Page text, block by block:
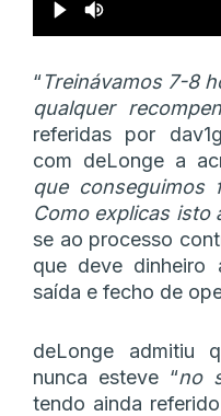
“Treinávamos 7-8
qualquer
referidas por
com deLonge a
que conseguimos
Como explicas isto
se ao processo
que deve dinheiro
saída e fecho de
deLonge admitiu
nunca esteve “no
tendo ainda